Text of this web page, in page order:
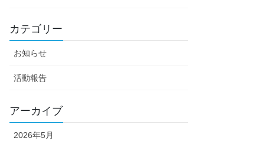
カテゴリー
お知らせ
活動報告
アーカイブ
2026年5月